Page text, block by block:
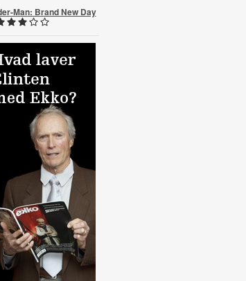
Man: Brand New Day